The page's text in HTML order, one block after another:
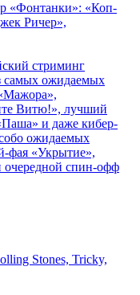
«Фонтанки»: «Коп-
Ричер»,
стриминг
самых ожидаемых
Витю!», лучший
и даже кибер-
ожидаемых
фая «Укрытие»,
очередной спин-офф
Stones, Tricky,